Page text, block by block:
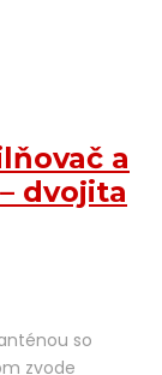
a
dvojita
so
zvode